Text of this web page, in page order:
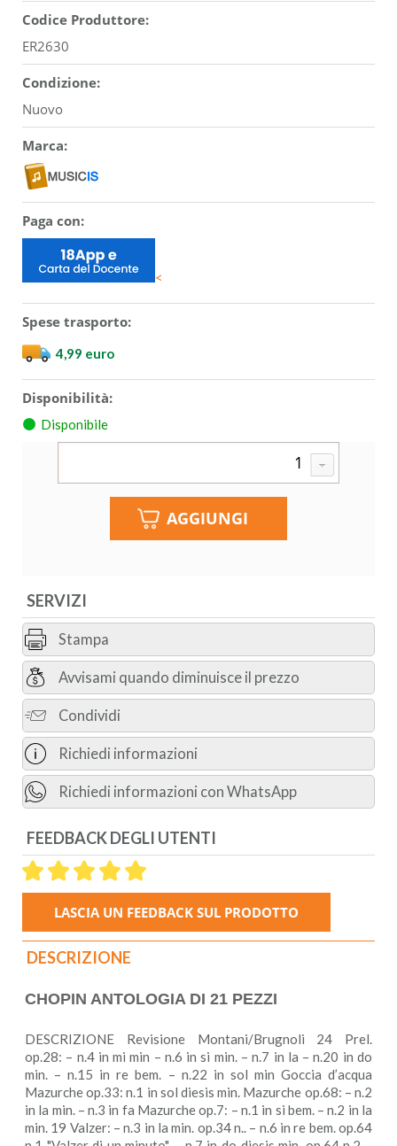
Codice Produttore:
ER2630
Condizione:
Nuovo
Marca:
Paga con:
<
Spese trasporto:
4,99 euro
Disponibilità:
Disponibile
SERVIZI
Stampa
Avvisami quando diminuisce il prezzo
Condividi
Richiedi informazioni
Richiedi informazioni con WhatsApp
FEEDBACK DEGLI UTENTI
DESCRIZIONE
CHOPIN ANTOLOGIA DI 21 PEZZI
DESCRIZIONE Revisione Montani/Brugnoli 24 Prel.
op.28: – n.4 in mi min – n.6 in si min. – n.7 in la – n.20 in do
min. – n.15 in re bem. – n.22 in sol min Goccia d’acqua
Mazurche op.33: n.1 in sol diesis min. Mazurche op.68: – n.2
in la min. – n.3 in fa Mazurche op.7: – n.1 in si bem. – n.2 in la
min. 19 Valzer: – n.3 in la min. op.34 n.. – n.6 in re bem. op.64